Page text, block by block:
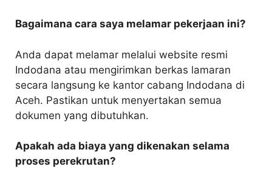
Bagaimana cara saya melamar pekerjaan ini?
Anda dapat melamar melalui website resmi
Indodana atau mengirimkan berkas lamaran
secara langsung ke kantor cabang Indodana di
Aceh. Pastikan untuk menyertakan semua
dokumen yang dibutuhkan.
Apakah ada biaya yang dikenakan selama
proses perekrutan?